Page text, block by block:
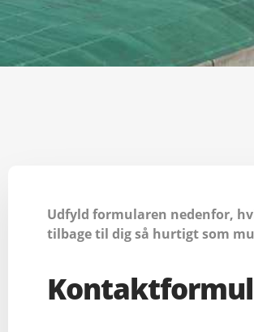
Udfyld formularen nedenfor,
tilbage til dig så hurtigt som